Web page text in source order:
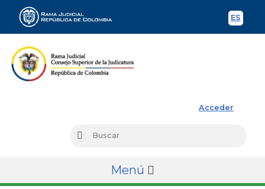
ES
Acceder
Buscar
Menú